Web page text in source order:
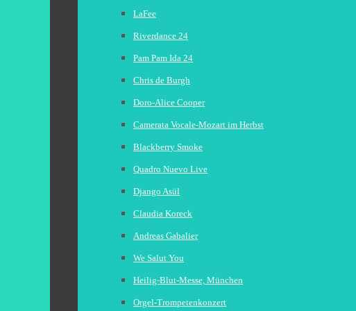
LaFee
Riverdance 24
Pam Pam Ida 24
Chris de Burgh
Doro-Alice Cooper
Camerata Vocale-Mozart im Herbst
Blackberry Smoke
Quadro Nuevo Live
Django Asül
Claudia Koreck
Andreas Gabalier
We Salut You
Heilig-Blut-Messe, München
Orgel-Trompetenkonzert